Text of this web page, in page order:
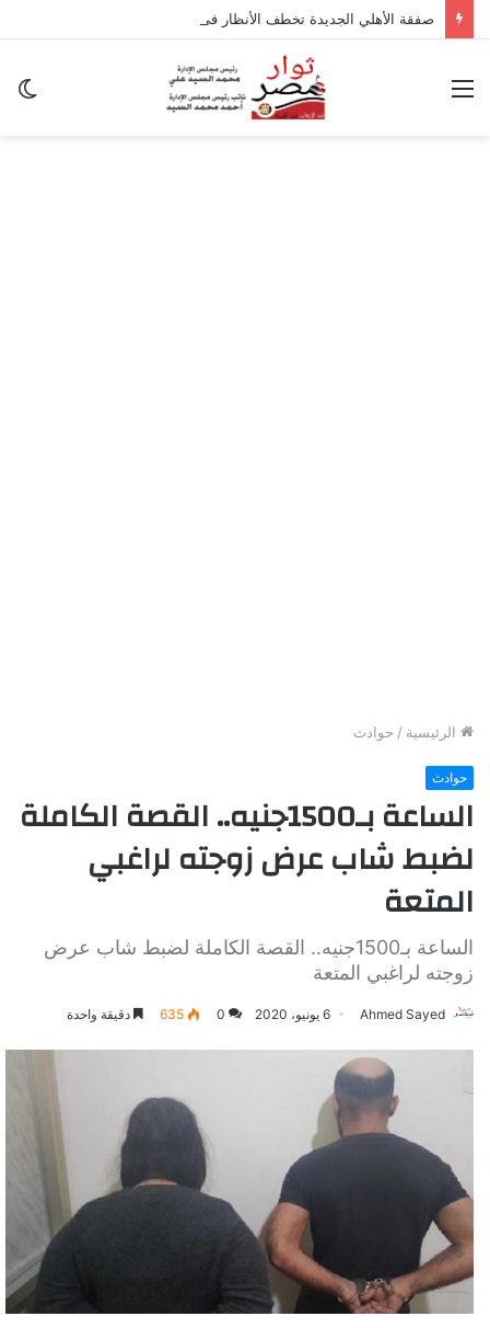
القائمة
الرئيسية / حوادث
حوادث
الساعة بـ1500جنيه.. القصة الكاملة
لضبط شاب عرض زوجته لراغبي
المتعة
الساعة بـ1500جنيه.. القصة الكاملة لضبط شاب عرض
زوجته لراغبي المتعة
Ahmed Sayed 6 يونيو، 2020 0
635 دقيقة واحدة